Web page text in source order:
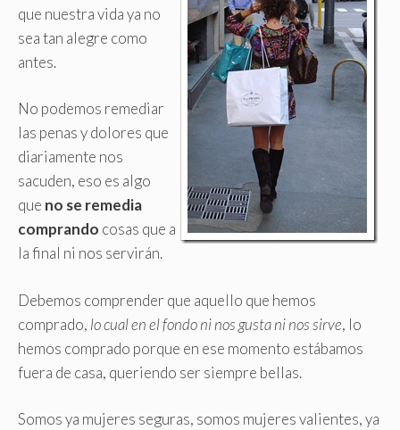
que nuestra vida ya no
sea tan alegre como
antes.
No podemos remediar
las penas y dolores que
diariamente nos
sacuden, eso es algo
que no se remedia
comprando cosas que a
la final ni nos servirán.
Debemos comprender que aquello que hemos
comprado, lo cual en el fondo ni nos gusta ni nos sirve, lo
hemos comprado porque en ese momento estábamos
fuera de casa, queriendo ser siempre bellas.
Somos ya mujeres seguras, somos mujeres valientes, ya